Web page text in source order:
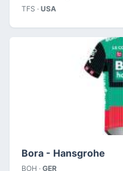
TFS · USA
Bora - Hansgrohe
BOH · GER